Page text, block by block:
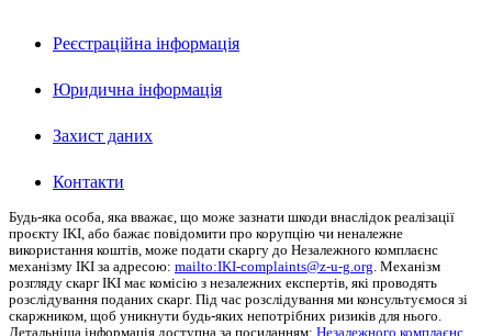
Реєстраційна інформація
Юридична інформація
Захист даних
Контакти
Будь-яка особа, яка вважає, що може зазнати шкоди внаслідок реалізації
проєкту IKI, або бажає повідомити про корупцію чи неналежне
використання коштів, може подати скаргу до Незалежного комплаєнс
механізму IKI за адресою: mailto:IKI-complaints@z‑u-g.org. Механізм
розгляду скарг IKI має комісію з незалежних експертів, які проводять
розслідування поданих скарг. Під час розслідування ми консультуємося зі
скаржником, щоб уникнути будь-яких непотрібних ризиків для нього.